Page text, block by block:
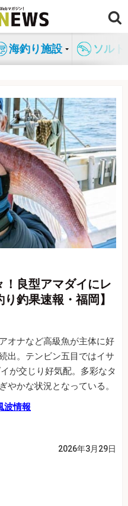
海釣り施設 ソル
良型アマダイにレ
釣果速報・福岡】
オナなど高級魚が主体に好
出。テンビン五目ではイサ
が交じり好気配。多彩なタ
やかな状況となっている。
波情報
2026年3月29日